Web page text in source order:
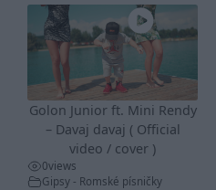
Golon Junior ft. Mini Rendy
– Davaj davaj ( Official
video / cover )
0views
Gipsy - Romské písničky